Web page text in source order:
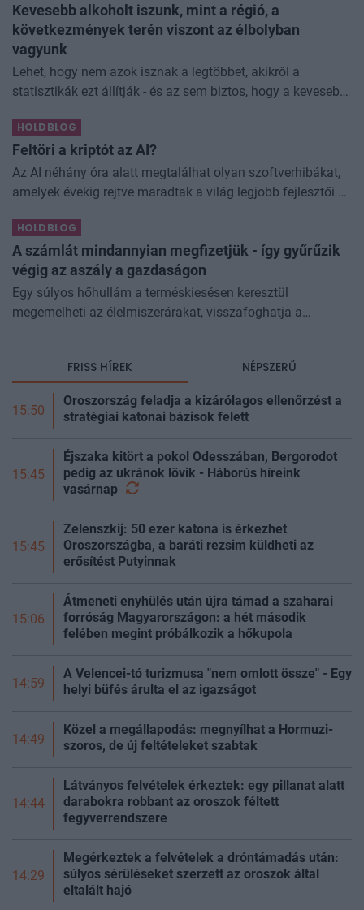
Kevesebb alkoholt iszunk, mint a régió, a
következmények terén viszont az élbolyban
vagyunk
Lehet, hogy nem azok isznak a legtöbbet, akikről a
statisztikák ezt állítják - és az sem biztos, hogy a kevesebb
Kevesebb alkoholt iszunk
HOLDBLOG
Feltöri a kriptót az AI?
Az AI néhány óra alatt megtalálhat olyan szoftverhibákat,
amelyek évekig rejtve maradtak a világ legjobb fejlesztői és
különösen nagy...
HOLDBLOG
A számlát mindannyian megfizetjük - így gyűrűzik
végig az aszály a gazdaságon
Egy súlyos hőhullám a terméskiesésen keresztül
megemelheti az élelmiszerárakat, visszafoghatja a
FRISS HÍREK NÉPSZERŰ
15:50
Oroszország feladja a kizárólagos ellenőrzést a
stratégiai katonai bázisok felett
15:45
Éjszaka kitört a pokol Odesszában, Bergorodot
pedig az ukránok lövik - Háborús híreink
vasárnap
15:45
Zelenszkij: 50 ezer katona is érkezhet
Oroszországba, a baráti rezsim küldheti az
erősítést Putyinnak
15:06
Átmeneti enyhülés után újra támad a szaharai
forróság Magyarországon: a hét második
felében megint próbálkozik a hőkupola
14:59
A Velencei-tó turizmusa "nem omlott össze" - Egy
helyi büfés árulta el az igazságot
14:49
Közel a megállapodás: megnyílhat a Hormuzi-
szoros, de új feltételeket szabtak
14:44
Látványos felvételek érkeztek: egy pillanat alatt
darabokra robbant az oroszok féltett
fegyverrendszere
14:29
Megérkeztek a felvételek a dróntámadás után:
súlyos sérüléseket szerzett az oroszok által
eltalált hajó